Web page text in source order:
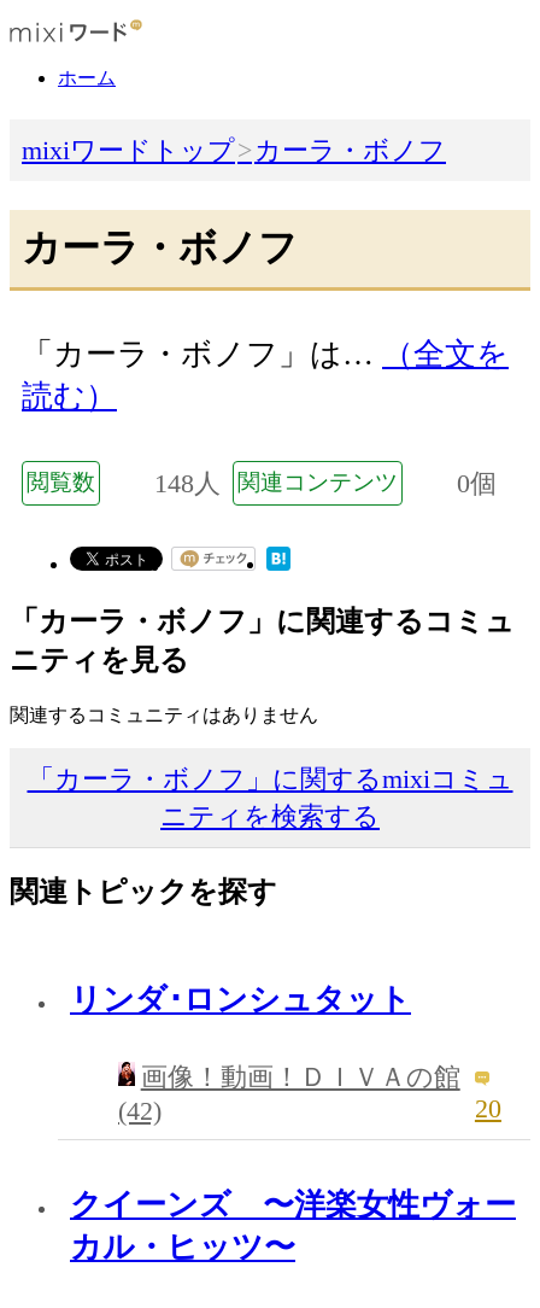
ホーム
mixiワードトップ カーラ・ボノフ
カーラ・ボノフ
「カーラ・ボノフ」は…
（全文を
読む）
閲覧数 148人 関連コンテンツ 0個
「カーラ・ボノフ」に関連するコミュ
ニティを見る
関連するコミュニティはありません
「カーラ・ボノフ」に関するmixiコミュ
ニティを検索する
関連トピックを探す
リンダ･ロンシュタット
画像！動画！ＤＩＶＡの館
(42)
20
クイーンズ 〜洋楽女性ヴォー
カル・ヒッツ〜